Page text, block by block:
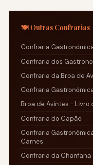
🍽️ Outras Confrarias
Confraria
Confraria dos
Confraria da Broa de
Confraria
Broa de Avintes - Livro
Confraria do Capão
Confraria
Carnes
Confraria da Chanfana